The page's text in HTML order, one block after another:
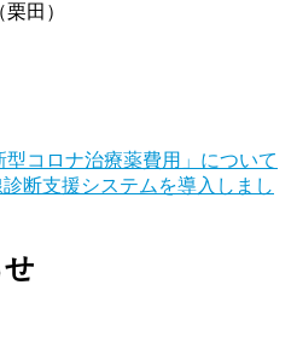
田）
コロナ治療薬費用」について
断支援システムを導入しまし